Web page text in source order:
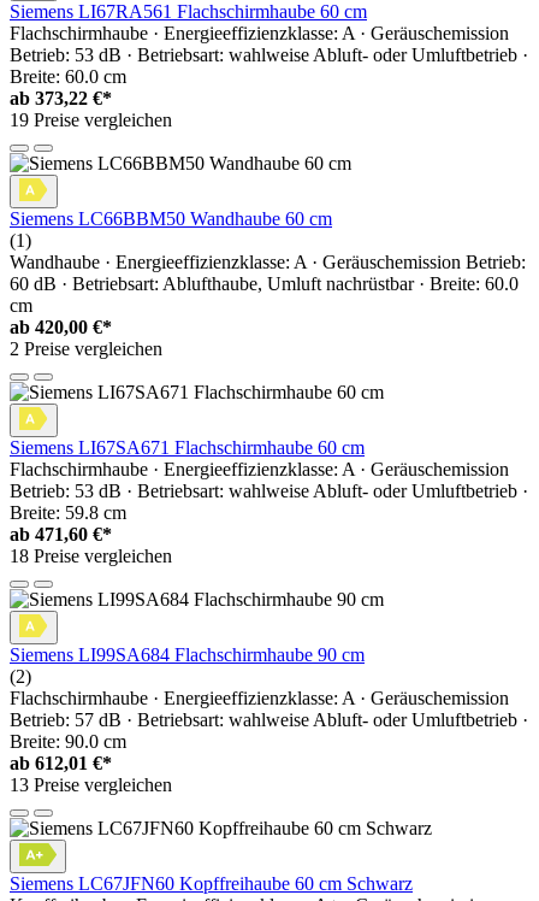
Siemens LI67RA561 Flachschirmhaube 60 cm
Flachschirmhaube · Energieeffizienzklasse: A · Geräuschemission
Betrieb: 53 dB · Betriebsart: wahlweise Abluft- oder Umluftbetrieb ·
Breite: 60.0 cm
ab 373,22 €*
19 Preise vergleichen
Siemens LC66BBM50 Wandhaube 60 cm
(1)
Wandhaube · Energieeffizienzklasse: A · Geräuschemission Betrieb:
60 dB · Betriebsart: Ablufthaube, Umluft nachrüstbar · Breite: 60.0
cm
ab 420,00 €*
2 Preise vergleichen
Siemens LI67SA671 Flachschirmhaube 60 cm
Flachschirmhaube · Energieeffizienzklasse: A · Geräuschemission
Betrieb: 53 dB · Betriebsart: wahlweise Abluft- oder Umluftbetrieb ·
Breite: 59.8 cm
ab 471,60 €*
18 Preise vergleichen
Siemens LI99SA684 Flachschirmhaube 90 cm
(2)
Flachschirmhaube · Energieeffizienzklasse: A · Geräuschemission
Betrieb: 57 dB · Betriebsart: wahlweise Abluft- oder Umluftbetrieb ·
Breite: 90.0 cm
ab 612,01 €*
13 Preise vergleichen
Siemens LC67JFN60 Kopffreihaube 60 cm Schwarz